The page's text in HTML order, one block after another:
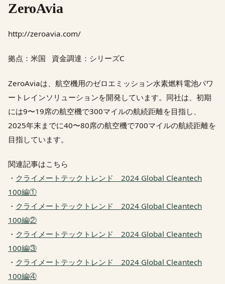
ZeroAvia
http://zeroavia.com/
拠点：米国 資金調達：シリーズC
ZeroAviaは、航空機用のゼロエミッション水素燃料電池パワ
ートレインソリューションを開発しています。同社は、初期
には9〜19席の航空機で300マイルの航続距離を目指し、
2025年末までに40〜80席の航空機で700マイルの航続距離を
目指しています。
関連記事はこちら
・ クライメートテックトレンド 2024 Global Cleantech
100編①
・ クライメートテックトレンド 2024 Global Cleantech
100編②
・ クライメートテックトレンド 2024 Global Cleantech
100編③
・ クライメートテックトレンド 2024 Global Cleantech
100編④